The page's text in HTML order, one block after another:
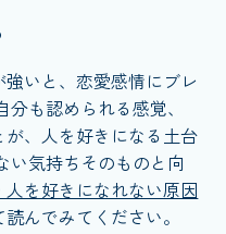
強いと、恋愛感情にブレ
も認められる感覚、
、人を好きになる土台
い気持ちそのものと向
を好きになれない原因
んでみてください。